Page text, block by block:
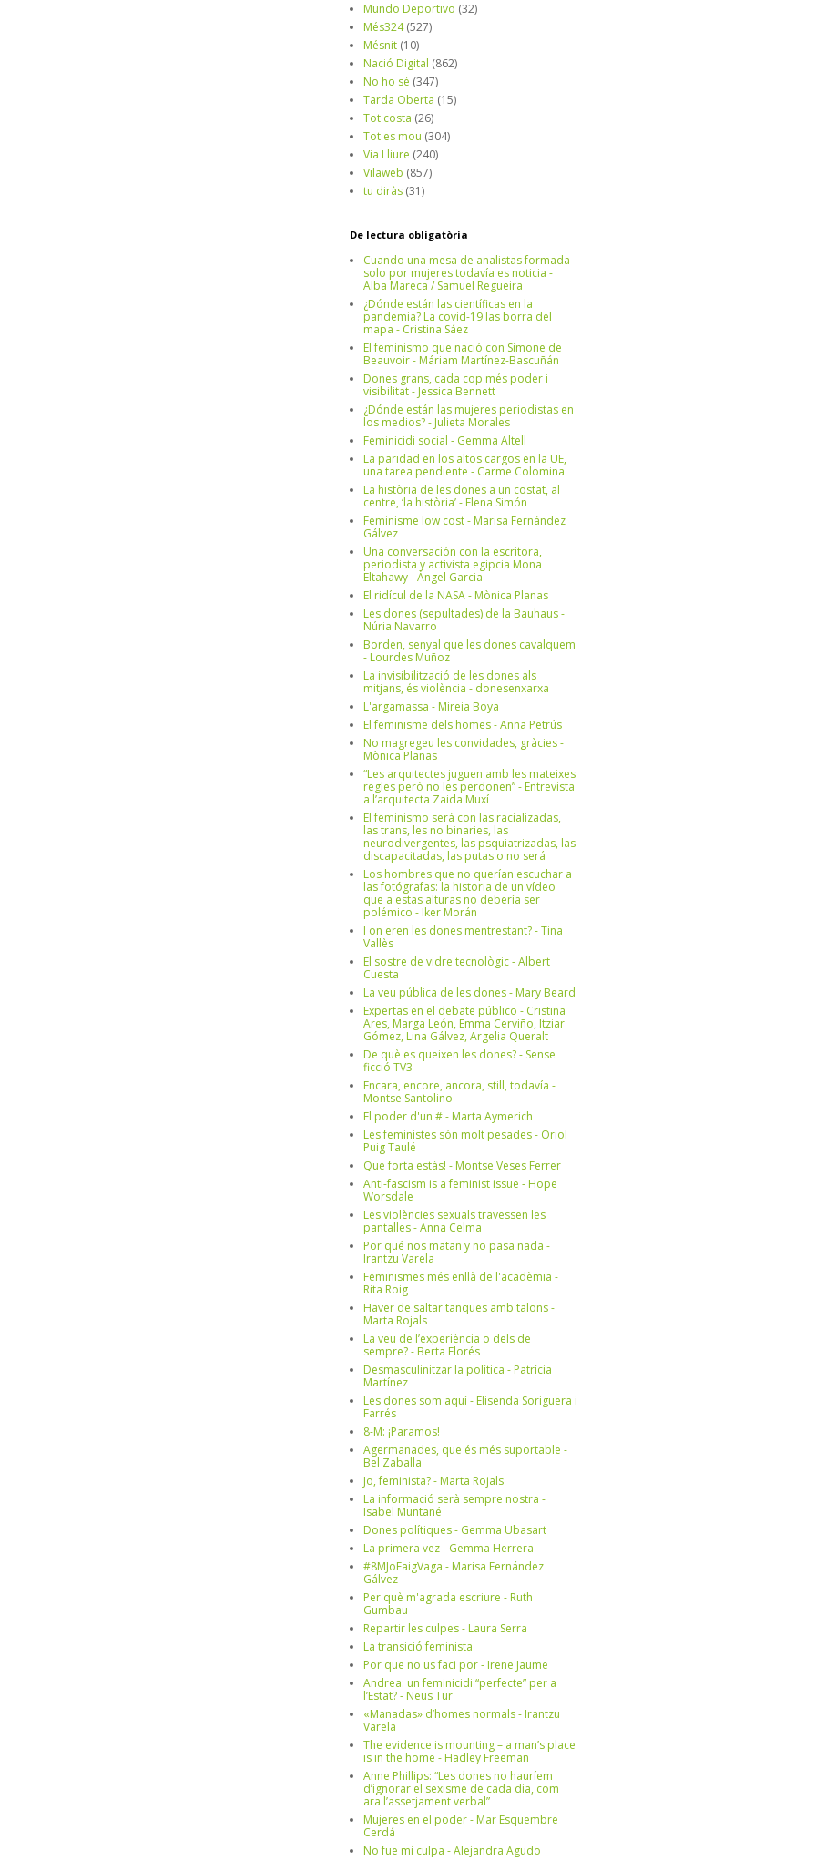
Mundo Deportivo (32)
Més324 (527)
Mésnit (10)
Nació Digital (862)
No ho sé (347)
Tarda Oberta (15)
Tot costa (26)
Tot es mou (304)
Via Lliure (240)
Vilaweb (857)
tu diràs (31)
De lectura obligatòria
Cuando una mesa de analistas formada
solo por mujeres todavía es noticia -
Alba Mareca / Samuel Regueira
¿Dónde están las científicas en la
pandemia? La covid-19 las borra del
mapa - Cristina Sáez
El feminismo que nació con Simone de
Beauvoir - Máriam Martínez-Bascuñán
Dones grans, cada cop més poder i
visibilitat - Jessica Bennett
¿Dónde están las mujeres periodistas en
los medios? - Julieta Morales
Feminicidi social - Gemma Altell
La paridad en los altos cargos en la UE,
una tarea pendiente - Carme Colomina
La història de les dones a un costat, al
centre, ‘la història’ - Elena Simón
Feminisme low cost - Marisa Fernández
Gálvez
Una conversación con la escritora,
periodista y activista egipcia Mona
Eltahawy - Àngel Garcia
El ridícul de la NASA - Mònica Planas
Les dones (sepultades) de la Bauhaus -
Núria Navarro
Borden, senyal que les dones cavalquem
- Lourdes Muñoz
La invisibilització de les dones als
mitjans, és violència - donesenxarxa
L'argamassa - Mireia Boya
El feminisme dels homes - Anna Petrús
No magregeu les convidades, gràcies -
Mònica Planas
“Les arquitectes juguen amb les mateixes
regles però no les perdonen” - Entrevista
a l’arquitecta Zaida Muxí
El feminismo será con las racializadas,
las trans, les no binaries, las
neurodivergentes, las psquiatrizadas, las
discapacitadas, las putas o no será
Los hombres que no querían escuchar a
las fotógrafas: la historia de un vídeo
que a estas alturas no debería ser
polémico - Iker Morán
I on eren les dones mentrestant? - Tina
Vallès
El sostre de vidre tecnològic - Albert
Cuesta
La veu pública de les dones - Mary Beard
Expertas en el debate público - Cristina
Ares, Marga León, Emma Cerviño, Itziar
Gómez, Lina Gálvez, Argelia Queralt
De què es queixen les dones? - Sense
ficció TV3
Encara, encore, ancora, still, todavía -
Montse Santolino
El poder d'un # - Marta Aymerich
Les feministes són molt pesades - Oriol
Puig Taulé
Que forta estàs! - Montse Veses Ferrer
Anti-fascism is a feminist issue - Hope
Worsdale
Les violències sexuals travessen les
pantalles - Anna Celma
Por qué nos matan y no pasa nada -
Irantzu Varela
Feminismes més enllà de l'acadèmia -
Rita Roig
Haver de saltar tanques amb talons -
Marta Rojals
La veu de l’experiència o dels de
sempre? - Berta Florés
Desmasculinitzar la política - Patrícia
Martínez
Les dones som aquí - Elisenda Soriguera i
Farrés
8-M: ¡Paramos!
Agermanades, que és més suportable -
Bel Zaballa
Jo, feminista? - Marta Rojals
La informació serà sempre nostra -
Isabel Muntané
Dones polítiques - Gemma Ubasart
La primera vez - Gemma Herrera
#8MJoFaigVaga - Marisa Fernández
Gálvez
Per què m'agrada escriure - Ruth
Gumbau
Repartir les culpes - Laura Serra
La transició feminista
Por que no us faci por - Irene Jaume
Andrea: un feminicidi “perfecte” per a
l’Estat? - Neus Tur
«Manadas» d’homes normals - Irantzu
Varela
The evidence is mounting – a man’s place
is in the home - Hadley Freeman
Anne Phillips: “Les dones no hauríem
d’ignorar el sexisme de cada dia, com
ara l’assetjament verbal”
Mujeres en el poder - Mar Esquembre
Cerdá
No fue mi culpa - Alejandra Agudo